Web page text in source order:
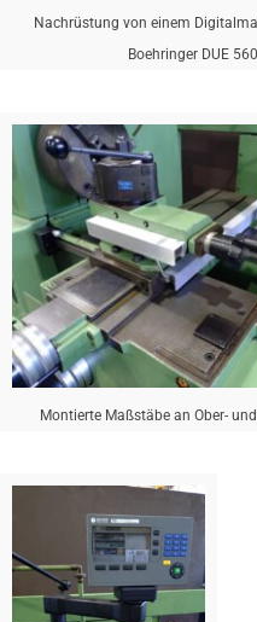
Nachrüstung von einem
Boehringer DUE 560
Montierte Maßstäbe an Ober-